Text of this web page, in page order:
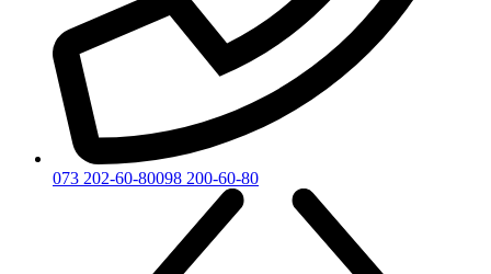
073 202-60-80098 200-60-80